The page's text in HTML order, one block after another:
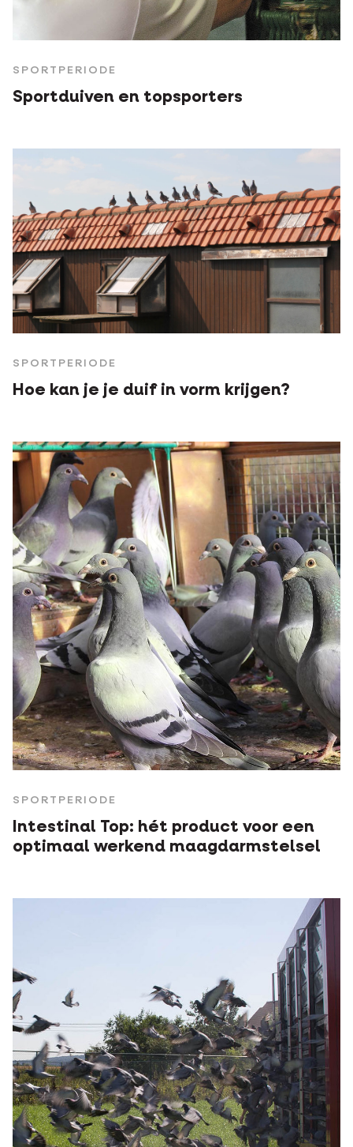
SPORTPERIODE
Sportduiven en topsporters
SPORTPERIODE
Hoe kan je je duif in vorm krijgen?
SPORTPERIODE
Intestinal Top: hét product voor een
optimaal werkend maagdarmstelsel